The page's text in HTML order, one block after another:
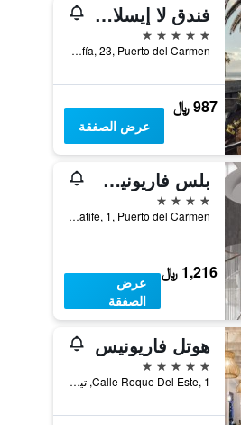
فندق لا إيسلا أي إل مار البوتيكي
5 نجوم
Reina Sofía, 23, Puerto del Carmen, لنزاروته, أسبانيا
987 ﷼
عرض الصفقة
بلس فاريونيس سويت هوتل
4 نجوم
Acatife, 1, Puerto del Carmen, لنزاروته, أسبانيا
1,216 ﷼
عرض
الصفقة
هوتل فاريونيس
5 نجوم
Calle Roque Del Este, 1, تيياس, لنزاروته, أسبانيا